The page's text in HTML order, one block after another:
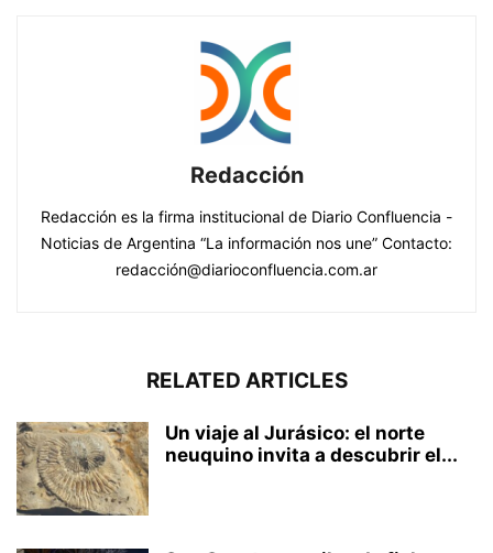
Redacción
Redacción es la firma institucional de Diario Confluencia -
Noticias de Argentina “La información nos une” Contacto:
redacción@diarioconfluencia.com.ar
RELATED ARTICLES
Un viaje al Jurásico: el norte
neuquino invita a descubrir el...